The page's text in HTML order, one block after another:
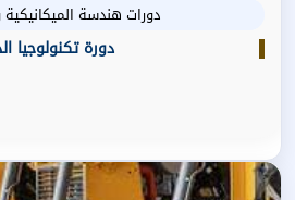
دورات هندسة الميكانيكية
دورة تكنولوجيا